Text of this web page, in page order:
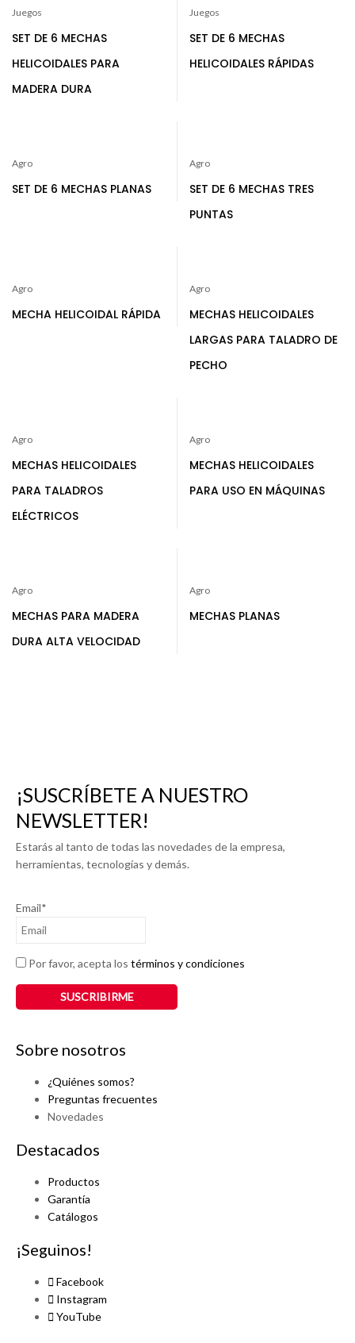
Juegos
SET DE 6 MECHAS
HELICOIDALES PARA
MADERA DURA
Juegos
SET DE 6 MECHAS
HELICOIDALES RÁPIDAS
Agro
SET DE 6 MECHAS PLANAS
Agro
SET DE 6 MECHAS TRES
PUNTAS
Agro
MECHA HELICOIDAL RÁPIDA
Agro
MECHAS HELICOIDALES
LARGAS PARA TALADRO DE
PECHO
Agro
MECHAS HELICOIDALES
PARA TALADROS
ELÉCTRICOS
Agro
MECHAS HELICOIDALES
PARA USO EN MÁQUINAS
Agro
MECHAS PARA MADERA
DURA ALTA VELOCIDAD
Agro
MECHAS PLANAS
¡SUSCRÍBETE A NUESTRO
NEWSLETTER!
Estarás al tanto de todas las novedades de la empresa,
herramientas, tecnologías y demás.
Email*
Por favor, acepta los términos y condiciones
Sobre nosotros
¿Quiénes somos?
Preguntas frecuentes
Novedades
Destacados
Productos
Garantía
Catálogos
¡Seguinos!
Facebook
Instagram
YouTube